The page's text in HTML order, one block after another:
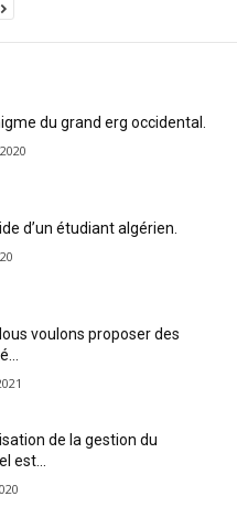
du grand erg occidental.
d’un étudiant algérien.
voulons proposer des
de la gestion du
est...